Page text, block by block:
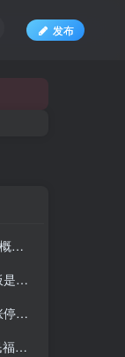
发布
！
！
！